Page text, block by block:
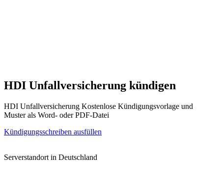
HDI Unfallversicherung kündigen
HDI Unfallversicherung Kostenlose Kündigungsvorlage und
Muster als Word- oder PDF-Datei
Kündigungsschreiben ausfüllen
Serverstandort in Deutschland